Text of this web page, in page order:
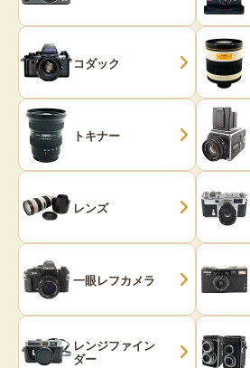
コダック
トキナー
レンズ
一眼レフカメラ
レンジファイン
ダー